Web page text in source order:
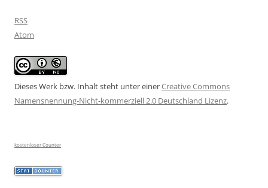
RSS
Atom
Dieses Werk bzw. Inhalt steht unter einerCreative Commons
Namensnennung-Nicht-kommerziell 2.0 Deutschland Lizenz.
kostenloser Counter